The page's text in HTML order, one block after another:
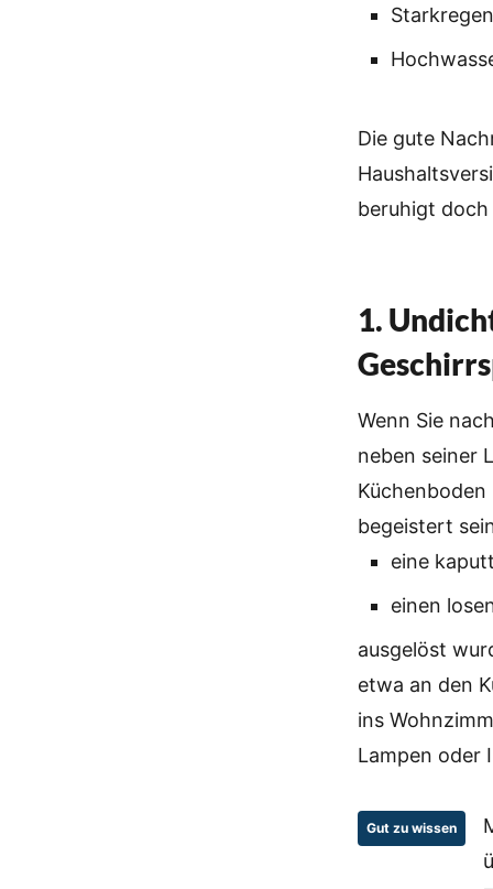
Die gute
beruhigt doch
1.
Wenn Sie
neben seiner
begeistert
eine
einen
ausgelöst
etwa an den
ins
Lampen oder
Gut zu wissen